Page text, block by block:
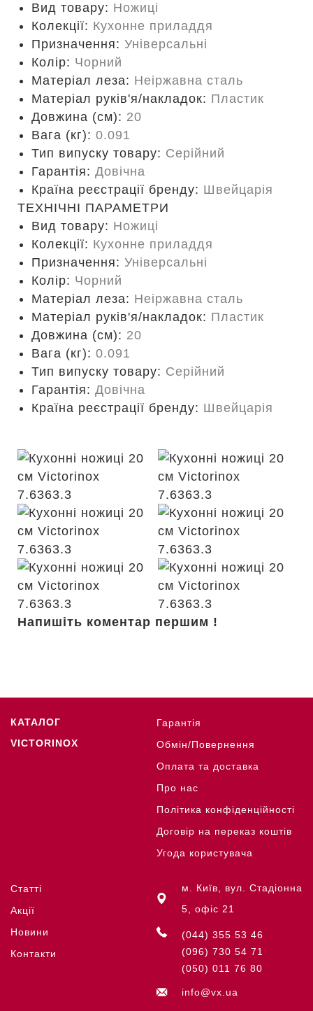
Вид товару: Ножиці
Колекції: Кухонне приладдя
Призначення: Універсальні
Колір: Чорний
Матеріал леза: Неіржавна сталь
Матеріал руків'я/накладок: Пластик
Довжина (cм): 20
Вага (кг): 0.091
Тип випуску товару: Серійний
Гарантія: Довічна
Країна реєстрації бренду: Швейцарія
ТЕХНІЧНІ ПАРАМЕТРИ
Вид товару: Ножиці
Колекції: Кухонне приладдя
Призначення: Універсальні
Колір: Чорний
Матеріал леза: Неіржавна сталь
Матеріал руків'я/накладок: Пластик
Довжина (cм): 20
Вага (кг): 0.091
Тип випуску товару: Серійний
Гарантія: Довічна
Країна реєстрації бренду: Швейцарія
Напишіть коментар першим !
КАТАЛОГ
VICTORINOX
Гарантія
Обмін/Повернення
Оплата та доставка
Про нас
Політика конфіденційності
Договір на переказ коштів
Угода користувача
Статті
Акції
Новини
Контакти
м. Київ, вул. Стадіонна
5, офіс 21
(044) 355 53 46
(096) 730 54 71
(050) 011 76 80
info@vx.ua